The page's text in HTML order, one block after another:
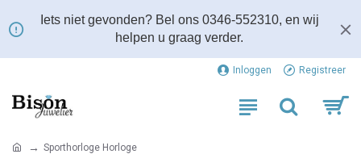
Iets niet gevonden? Bel ons 0346-552310, en wij
helpen u graag verder.
Inloggen Registreer
Sporthorloge Horloge